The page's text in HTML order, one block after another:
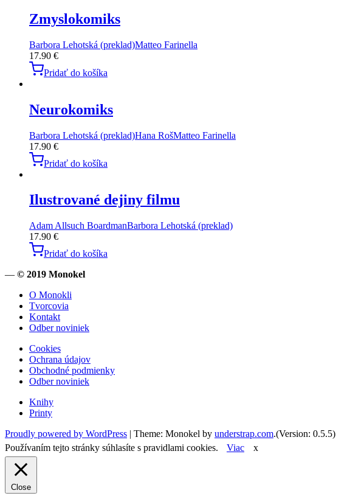
Zmyslokomiks
Barbora Lehotská (preklad)Matteo Farinella
17.90 €
Pridať do košíka
Neurokomiks
Barbora Lehotská (preklad)Hana RošMatteo Farinella
17.90 €
Pridať do košíka
Ilustrované dejiny filmu
Adam Allsuch BoardmanBarbora Lehotská (preklad)
17.90 €
Pridať do košíka
— © 2019 Monokel
O Monokli
Tvorcovia
Kontakt
Odber noviniek
Cookies
Ochrana údajov
Obchodné podmienky
Odber noviniek
Knihy
Printy
Proudly powered by WordPress | Theme: Monokel by understrap.com.(Version: 0.5.5)
Používaním tejto stránky súhlasíte s pravidlami cookies.
Viac x
Close